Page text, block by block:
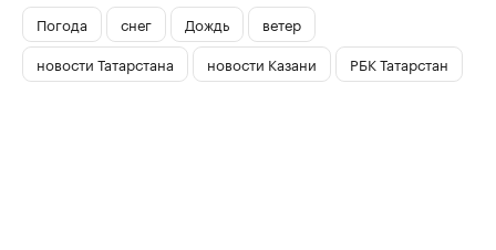
Погода снег Дождь
ветер
новости Татарстана
новости Казани РБК Татарстан